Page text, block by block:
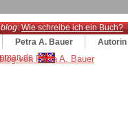
:Wie schreibe ich ein Buch?
Petra A. Bauer Autorin